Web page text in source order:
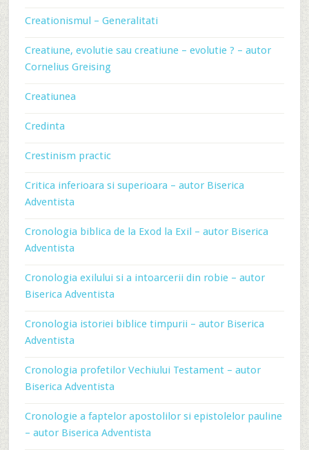
Creationismul – Generalitati
Creatiune, evolutie sau creatiune – evolutie ? – autor
Cornelius Greising
Creatiunea
Credinta
Crestinism practic
Critica inferioara si superioara – autor Biserica
Adventista
Cronologia biblica de la Exod la Exil – autor Biserica
Adventista
Cronologia exilului si a intoarcerii din robie – autor
Biserica Adventista
Cronologia istoriei biblice timpurii – autor Biserica
Adventista
Cronologia profetilor Vechiului Testament – autor
Biserica Adventista
Cronologie a faptelor apostolilor si epistolelor pauline
– autor Biserica Adventista